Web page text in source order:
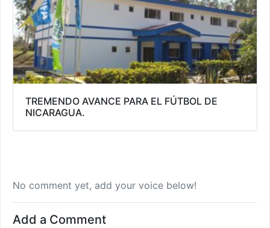
TREMENDO AVANCE PARA EL FÚTBOL DE
NICARAGUA.
No comment yet, add your voice below!
Add a Comment